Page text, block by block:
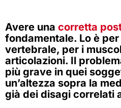
Avere una corretta
fondamentale. Lo è per
vertebrale, per i
articolazioni. Il
più grave in quei
un’altezza sopra la
già dei disagi correlati